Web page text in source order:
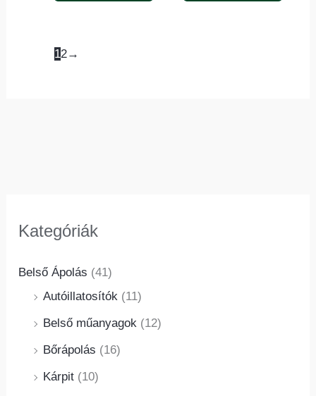
Kategóriák
Belső Ápolás (41)
Autóillatosítók (11)
Belső műanyagok (12)
Bőrápolás (16)
Kárpit (10)
12→